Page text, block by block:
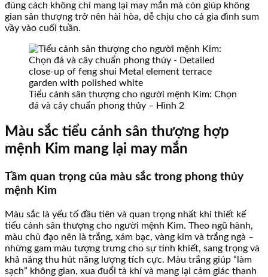
đúng cách không chỉ mang lại may mắn mà còn giúp không
gian sân thượng trở nên hài hòa, dễ chịu cho cả gia đình sum
vầy vào cuối tuần.
Tiểu cảnh sân thượng cho người mệnh Kim: Chọn
đá và cây chuẩn phong thủy – Hình 2
Màu sắc tiểu cảnh sân thượng hợp
mệnh Kim mang lại may mắn
Tầm quan trọng của màu sắc trong phong thủy
mệnh Kim
Màu sắc là yếu tố đầu tiên và quan trọng nhất khi thiết kế
tiểu cảnh sân thượng cho người mệnh Kim. Theo ngũ hành,
màu chủ đạo nên là trắng, xám bạc, vàng kim và trắng ngà –
những gam màu tượng trưng cho sự tinh khiết, sang trọng và
khả năng thu hút năng lượng tích cực. Màu trắng giúp “làm
sạch” không gian, xua đuổi tà khí và mang lại cảm giác thanh